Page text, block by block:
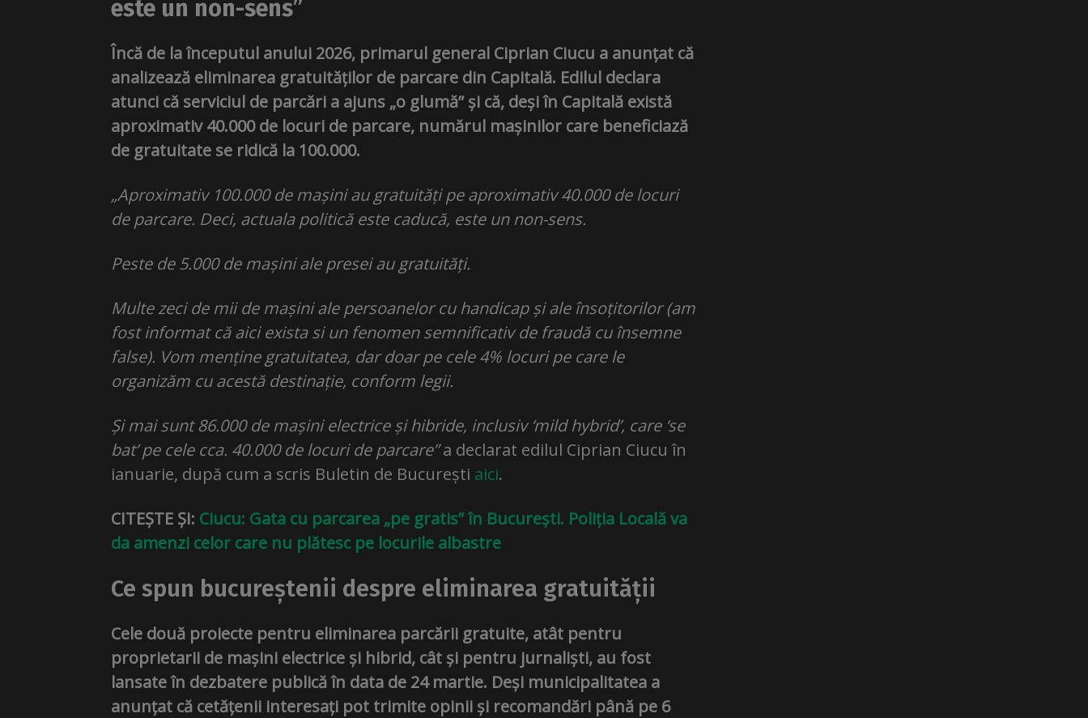
este un non-sens”
Încă de la începutul anului 2026, primarul general Ciprian Ciucu a anunțat că
analizează eliminarea gratuităților de parcare din Capitală. Edilul declara
atunci că serviciul de parcări a ajuns „o glumă” și că, deși în Capitală există
aproximativ 40.000 de locuri de parcare, numărul mașinilor care beneficiază
de gratuitate se ridică la 100.000.
„Aproximativ 100.000 de mașini au gratuități pe aproximativ 40.000 de locuri
de parcare. Deci, actuala politică este caducă, este un non-sens.
Peste de 5.000 de mașini ale presei au gratuități.
Multe zeci de mii de mașini ale persoanelor cu handicap și ale însoțitorilor (am
fost informat că aici exista si un fenomen semnificativ de fraudă cu însemne
false). Vom menține gratuitatea, dar doar pe cele 4% locuri pe care le
organizăm cu acestă destinație, conform legii.
Și mai sunt 86.000 de mașini electrice și hibride, inclusiv ‘mild hybrid’, care ‘se
bat’ pe cele cca. 40.000 de locuri de parcare”a declarat edilul Ciprian Ciucu în
ianuarie, după cum a scris Buletin de București aici.
CITEȘTE ȘI: Ciucu: Gata cu parcarea „pe gratis” în București. Poliția Locală va
da amenzi celor care nu plătesc pe locurile albastre
Ce spun bucureștenii despre eliminarea gratuității
Cele două proiecte pentru eliminarea parcării gratuite, atât pentru
proprietarii de mașini electrice și hibrid, cât și pentru jurnaliști, au fost
lansate în dezbatere publică în data de 24 martie. Deși municipalitatea a
anunțat că cetățenii interesați pot trimite opinii și recomandări până pe 6